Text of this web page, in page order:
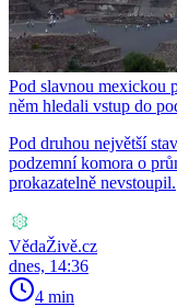
Pod slavnou mexickou
něm hledali vstup do
Pod druhou největší
podzemní komora o
prokazatelně nevstoupil.
VědaŽivě.cz
dnes, 14:36
4 min